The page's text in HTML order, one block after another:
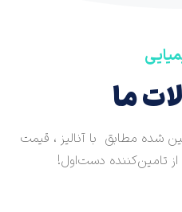
ما
شده مطابق با آنالیز ، قیمت
تامین‌کننده دست‌اول!